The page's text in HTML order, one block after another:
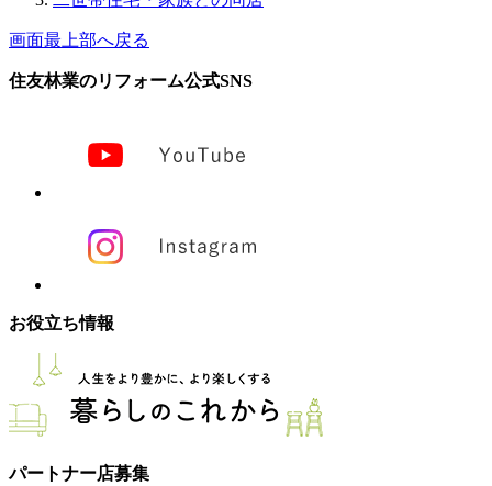
画面最上部へ戻る
住友林業のリフォーム公式SNS
お役立ち情報
パートナー店募集